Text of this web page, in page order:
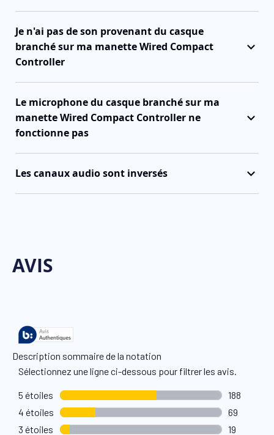
Je n'ai pas de son provenant du casque
branché sur ma manette Wired Compact
Controller
Le microphone du casque branché sur ma
manette Wired Compact Controller ne
fonctionne pas
Les canaux audio sont inversés